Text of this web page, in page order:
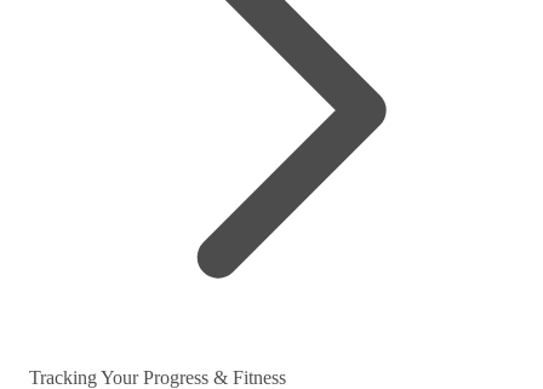
Tracking Your Progress & Fitness